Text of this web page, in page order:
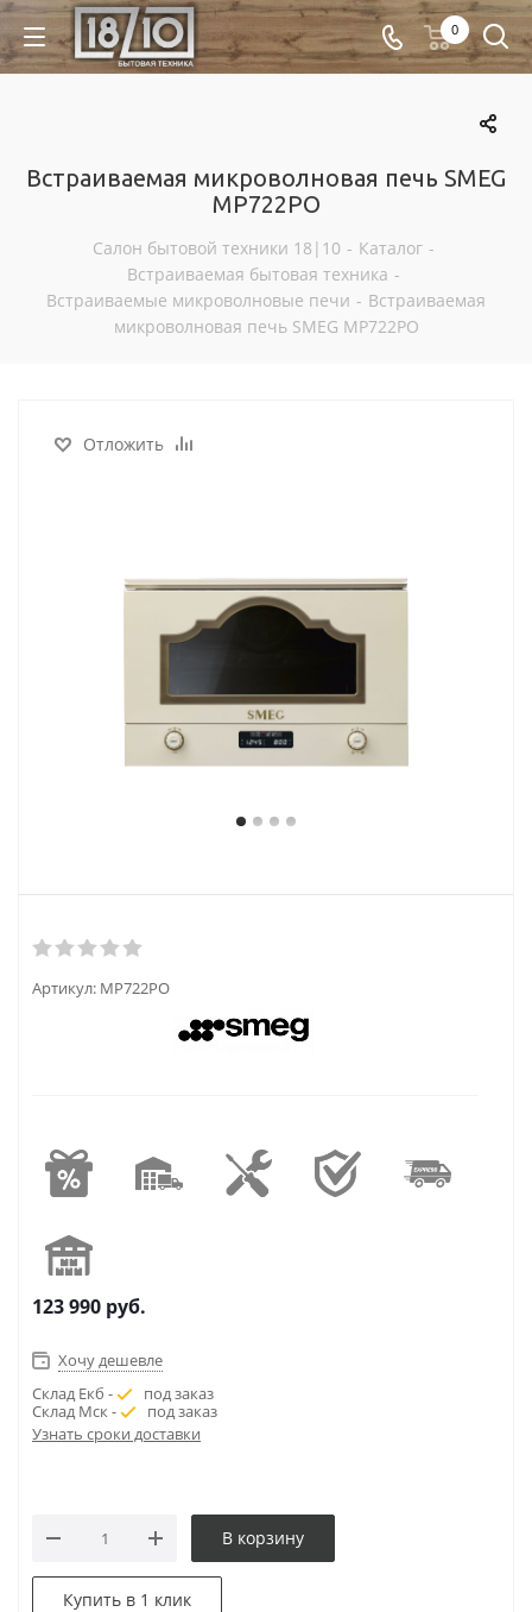
0
Встраиваемая микроволновая печь SMEG
MP722PO
Салон бытовой техники 18|10 - Каталог -
Встраиваемая бытовая техника -
Встраиваемые микроволновые печи - Встраиваемая
микроволновая печь SMEG MP722PO
Отложить
Артикул: MP722PO
123 990 руб.
Хочу дешевле
Склад Екб -
под заказ
Склад Мск -
под заказ
Узнать сроки доставки
В корзину
Купить в 1 клик